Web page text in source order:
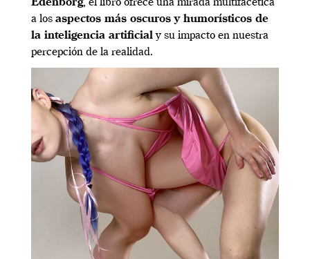
Edenborg, el libro ofrece una mirada multifacética
a los aspectos más oscuros y humorísticos de
la inteligencia artificialy su impacto en nuestra
percepción de la realidad.